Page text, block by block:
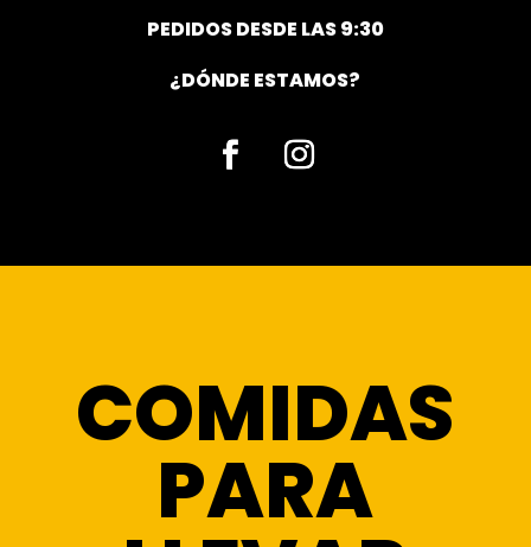
PEDIDOS DESDE LAS 9:30
¿DÓNDE ESTAMOS?
COMIDAS
PARA